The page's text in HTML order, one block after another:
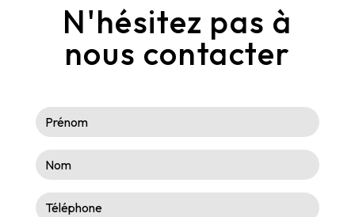
N'hésitez pas à
nous contacter